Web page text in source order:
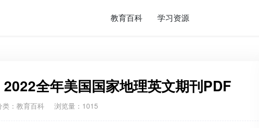
教育百科 学习资源
全年美国国家地理英文期刊PDF
： 教育百科 浏览量：1015